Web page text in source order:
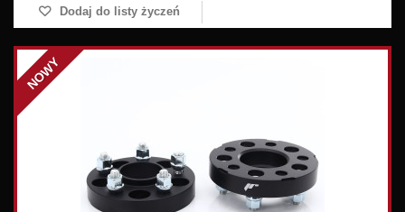
Dodaj do listy życzeń
NOWY